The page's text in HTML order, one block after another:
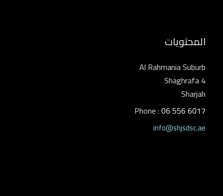
المحتويات
Al Rahmania Suburb
Shaghrafa 4
Sharjah
Phone :06 556 6017
info@shjsdsc.ae